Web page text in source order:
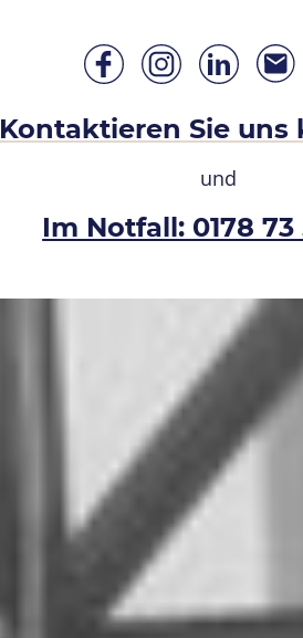
Kontaktieren Sie uns
und
Im Notfall: 0178 73